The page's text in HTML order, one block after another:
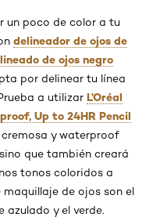
un poco de color a tu
delineador de ojos de
de ojos negro
por delinear tu línea
a utilizar L’Oréal
Up to 24HR Pencil
cremosa y waterproof
que también creará
tonos coloridos a
de ojos son el
azulado y el verde.